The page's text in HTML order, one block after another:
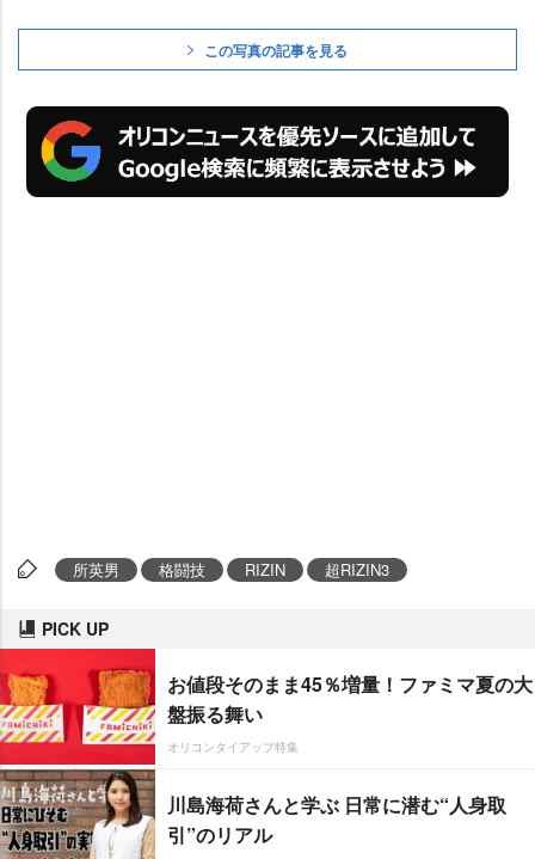
この写真の記事を見る
所英男 格闘技 RIZIN 超RIZIN3
PICK UP
お値段そのまま45％増量！ファミマ夏の大
盤振る舞い
オリコンタイアップ特集
川島海荷さんと学ぶ 日常に潜む“人身取
引”のリアル